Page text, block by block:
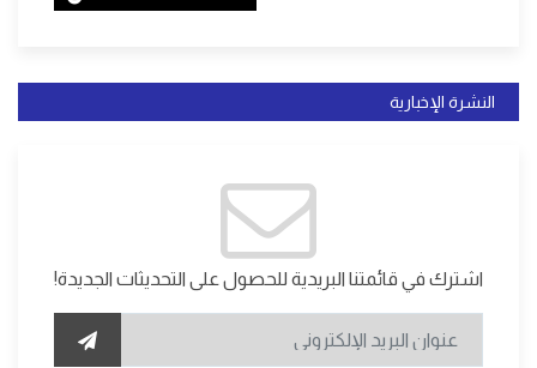
النشرة الإخبارية
اشترك في قائمتنا البريدية للحصول على التحديثات الجديدة!